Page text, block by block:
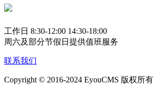
工作日 8:30-12:00 14:30-18:00
周六及部分节假日提供值班服务
联系我们
Copyright © 2016-2024 EyouCMS 版权所有